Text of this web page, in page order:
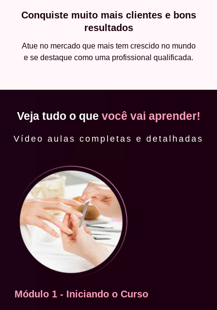
Conquiste muito mais clientes e bons
resultados
Atue no mercado que mais tem crescido no mundo
e se destaque como uma profissional qualificada.
Veja tudo o que você vai aprender!
Vídeo aulas completas e detalhadas
Módulo 1 - Iniciando o Curso